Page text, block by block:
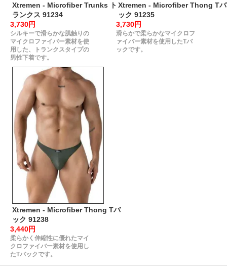
Xtremen - Microfiber Trunks ト
ランクス 91234
3,730円
シルキーで滑らかな肌触りの
マイクロファイバー素材を使
用した、トランクスタイプの
男性下着です。
Xtremen - Microfiber Thong Tバ
ック 91235
3,730円
滑らかで柔らかなマイクロフ
ァイバー素材を使用したTバ
ックです。
Xtremen - Microfiber Thong Tバ
ック 91238
3,440円
柔らかく伸縮性に優れたマイ
クロファイバー素材を使用し
たTバックです。